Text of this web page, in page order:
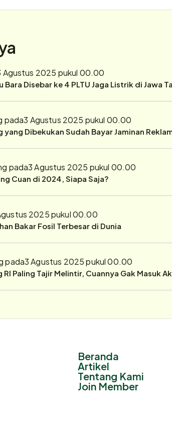
Agustus 2025 pukul 00.00
Bara Disebar ke 4 PLTU Jaga Listrik di Jawa
pada3 Agustus 2025 pukul 00.00
yang Dibekukan Sudah Bayar Jaminan
pada3 Agustus 2025 pukul 00.00
Cuan di 2024, Siapa Saja?
2025 pukul 00.00
Bakar Fosil Terbesar di Dunia
pada3 Agustus 2025 pukul 00.00
Paling Tajir Melintir, Cuannya Gak Masuk
Beranda
Artikel
Tentang Kami
Join Member